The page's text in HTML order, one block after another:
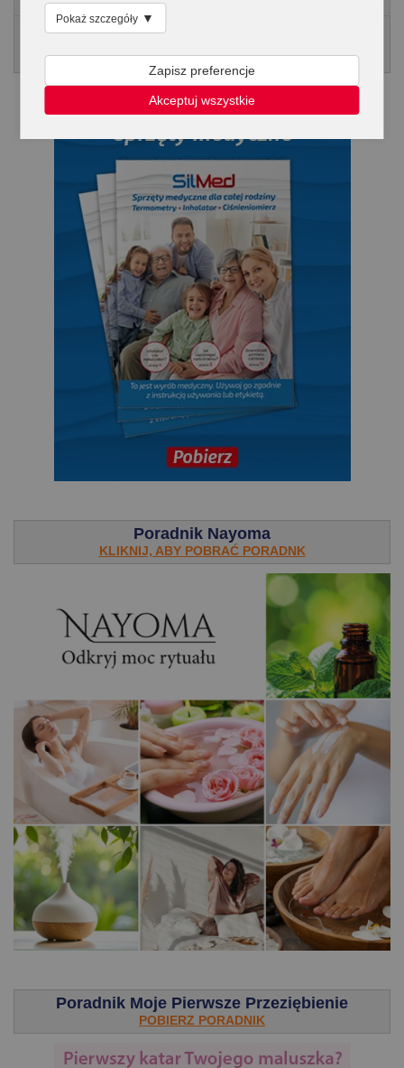
KLIKNIJ, ABY POBRAĆ PORADNK
Poradnik Nayoma
KLIKNIJ, ABY POBRAĆ PORADNK
Poradnik Moje Pierwsze Przeziębienie
POBIERZ PORADNIK
Pokaż szczegóły ▼
Zapisz preferencje
Akceptuj wszystkie